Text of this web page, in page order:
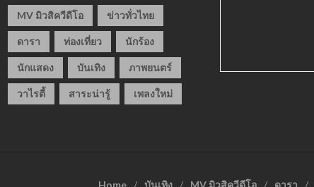
MV มิวสิควีดีโอ ข่าวทั่วไทย
ดารา ท่องเที่ยว นักร้อง
นักแสดง บันเทิง ภาพยนตร์
วาไรตี้ สาระน่ารู้ เพลงใหม่
Home บันเทิง MV มิวสิควีดีโอ ดารา